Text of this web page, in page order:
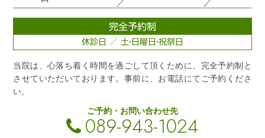
完全予約制
休診日 ／ 土・日曜日・祝祭日
当院は、心落ち着く時間を過ごして頂くために、完全予約制と
させていただいております。事前に、お電話にてご予約くださ
い。
ご予約・お問い合わせ先
089-943-1024